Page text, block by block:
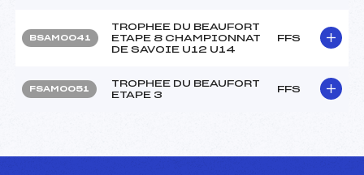
BSAM0041
TROPHEE DU BEAUFORT
ETAPE 8 CHAMPIONNAT
DE SAVOIE U12 U14
FFS
FSAM0051
TROPHEE DU BEAUFORT
ETAPE 3
FFS